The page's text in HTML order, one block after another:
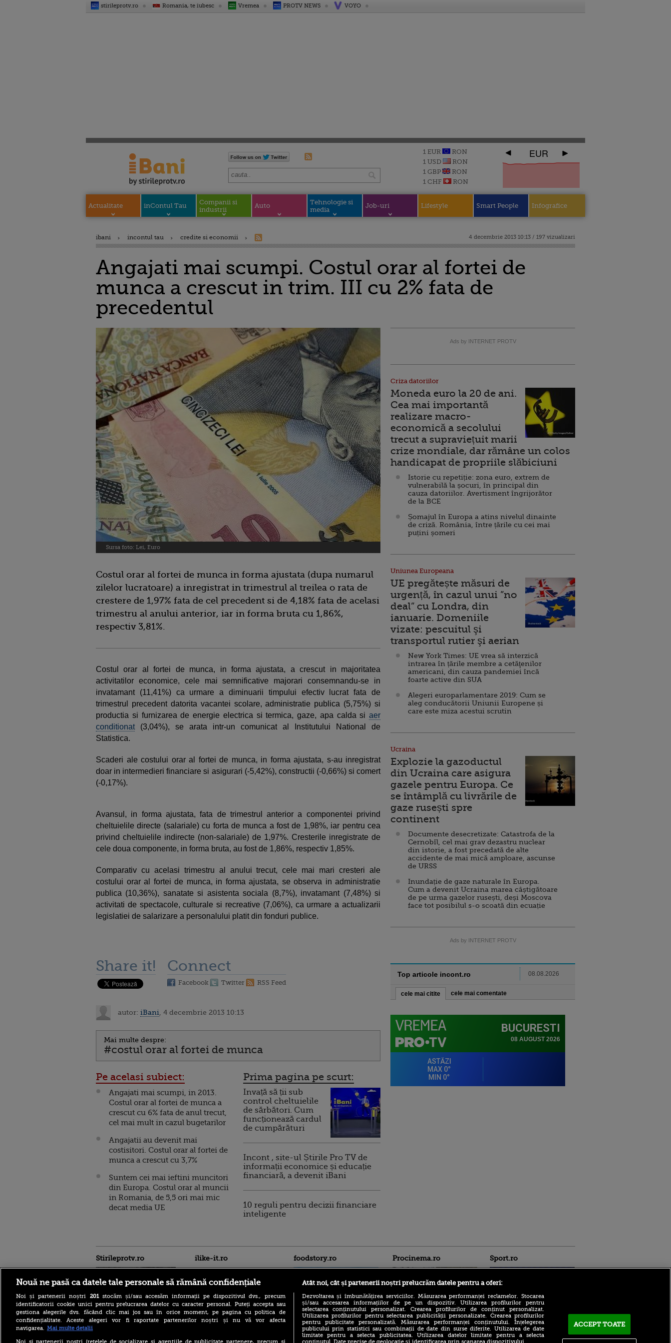
stirileprotv.ro Romania, te iubesc Vremea PROTV NEWS VOYO
1 EUR
RON
1 USD
RON
1 GBP
RON
1 CHF
RON
EUR
Actualitate inContul Tau
Companii si
industrii
Auto
Tehnologie si
media
Job-uri Lifestyle Smart People Infografice
ibani incontul tau credite si economii 4 decembrie 2013 10:13 / 197 vizualizari
Angajati mai scumpi. Costul orar al fortei de
munca a crescut in trim. III cu 2% fata de
precedentul
Sursa foto: Lei, Euro
Costul orar al fortei de munca in forma ajustata (dupa numarul
zilelor lucratoare) a inregistrat in trimestrul al treilea o rata de
crestere de 1,97% fata de cel precedent si de 4,18% fata de acelasi
trimestru al anului anterior, iar in forma bruta cu 1,86%,
respectiv 3,81%.
Costul orar al fortei de munca, in forma ajustata, a crescut in majoritatea
activitatilor economice, cele mai semnificative majorari consemnandu-se in
invatamant (11,41%) ca urmare a diminuarii timpului efectiv lucrat fata de
trimestrul precedent datorita vacantei scolare, administratie publica (5,75%) si
productia si furnizarea de energie electrica si termica, gaze, apa calda si aer
conditionat(3,04%), se arata intr-un comunicat al Institutului National de
Statistica.
Scaderi ale costului orar al fortei de munca, in forma ajustata, s-au inregistrat
doar in intermedieri financiare si asigurari (-5,42%), constructii (-0,66%) si comert
(-0,17%).
Avansul, in forma ajustata, fata de trimestrul anterior a componentei privind
cheltuielile directe (salariale) cu forta de munca a fost de 1,98%, iar pentru cea
privind cheltuielile indirecte (non-salariale) de 1,97%. Cresterile inregistrate de
cele doua componente, in forma bruta, au fost de 1,86%, respectiv 1,85%.
Comparativ cu acelasi trimestru al anului trecut, cele mai mari cresteri ale
costului orar al fortei de munca, in forma ajustata, se observa in administratie
publica (10,36%), sanatate si asistenta sociala (8,7%), invatamant (7,48%) si
activitati de spectacole, culturale si recreative (7,06%), ca urmare a actualizarii
legislatiei de salarizare a personalului platit din fonduri publice.
Share it! Connect
Facebook Twitter RSS Feed
autor: iBani , 4 decembrie 2013 10:13
Mai multe despre:
#costul orar al fortei de munca
Pe acelasi subiect:
Angajati mai scumpi, in 2013.
Costul orar al fortei de munca a
crescut cu 6% fata de anul trecut,
cel mai mult in cazul bugetarilor
Angajatii au devenit mai
costisitori. Costul orar al fortei de
munca a crescut cu 3,7%
Suntem cei mai ieftini muncitori
din Europa. Costul orar al muncii
in Romania, de 5,5 ori mai mic
decat media UE
Prima pagina pe scurt:
Invață să ții sub
control cheltuielile
de sărbători. Cum
funcționează cardul
de cumpărături
Incont , site-ul Știrile Pro TV de
informații economice și educație
financiară, a devenit iBani
10 reguli pentru decizii financiare
inteligente
Ads by INTERNET PROTV
Criza datoriilor
Moneda euro la 20 de ani.
Cea mai importantă
realizare macro-
economică a secolului
trecut a supraviețuit marii
crize mondiale, dar rămâne un colos
handicapat de propriile slăbiciuni
Istorie cu repetiție: zona euro, extrem de
vulnerabilă la șocuri, în principal din
cauza datoriilor. Avertisment îngrijorător
de la BCE
Șomajul în Europa a atins nivelul dinainte
de criză. România, între țările cu cei mai
puțini șomeri
Uniunea Europeana
UE pregătește măsuri de
urgență, în cazul unui ”no
deal” cu Londra, din
ianuarie. Domeniile
vizate: pescuitul şi
transportul rutier şi aerian
New York Times: UE vrea să interzică
intrarea în țările membre a cetăţenilor
americani, din cauza pandemiei încă
foarte active din SUA
Alegeri europarlamentare 2019: Cum se
aleg conducătorii Uniunii Europene și
care este miza acestui scrutin
Ucraina
Explozie la gazoductul
din Ucraina care asigura
gazele pentru Europa. Ce
se întâmplă cu livrările de
gaze rusești spre
continent
Documente desecretizate: Catastrofa de la
Cernobîl, cel mai grav dezastru nuclear
din istorie, a fost precedată de alte
accidente de mai mică amploare, ascunse
de URSS
Inundație de gaze naturale în Europa.
Cum a devenit Ucraina marea câștigătoare
de pe urma gazelor rusești, deși Moscova
face tot posibilul s-o scoată din ecuație
Ads by INTERNET PROTV
Top articole incont.ro 08.08.2026
cele mai citite cele mai comentate
Stirileprotv.ro
rămas blocați în peretele
ilike-it.ro foodstory.ro
(P) Descoperă Lumea
Evenimentelor din România
Procinema.ro
Nikolaj Coster-Waldau din
Urzeala Tronurilor și
Sport.ro
ACUM: Ipswich - Rayo
Vallecano 3-0, pe VOYO
Nouă ne pasă ca datele tale personale să rămână confidențiale
Noi și partenerii noștri 201stocăm și/sau accesăm informații pe dispozitivul dvs., precum
identificatorii cookie unici pentru prelucrarea datelor cu caracter personal. Puteți accepta sau
gestiona alegerile dvs. făcând clic mai jos sau în orice moment, pe pagina cu politica de
confidențialitate. Aceste alegeri vor fi raportate partenerilor noștri și nu vă vor afecta
navigarea. Mai multe detalii
Atât noi, cât și partenerii noștri prelucrăm datele pentru a oferi:
Dezvoltarea și îmbunătățirea serviciilor. Măsurarea performanței reclamelor. Stocarea
și/sau accesarea informațiilor de pe un dispozitiv. Utilizarea profilurilor pentru
selectarea conținutului personalizat. Crearea profilurilor de conținut personalizat.
Utilizarea profilurilor pentru selectarea publicității personalizate. Crearea profilurilor
pentru publicitate personalizată. Măsurarea performanței conținutului. Înțelegerea
publicului prin statistici sau combinații de date din surse diferite. Utilizarea de date
limitate pentru a selecta publicitatea. Utilizarea datelor limitate pentru a selecta
ACCEPT TOATE